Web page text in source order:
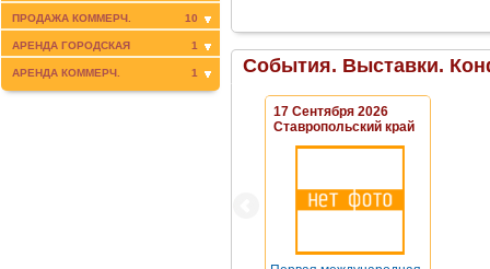
ПРОДАЖА КОММЕРЧ. 10
АРЕНДА ГОРОДСКАЯ 1
АРЕНДА КОММЕРЧ. 1 События. Выставки.
17 Сентября 2026
Ставропольский край